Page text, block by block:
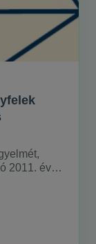
2011. évi
lakossági
kizárólag